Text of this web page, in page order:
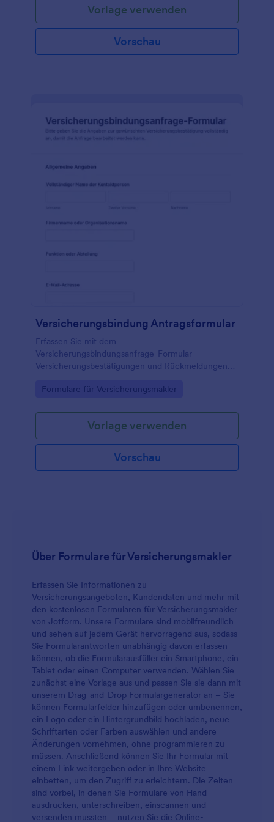
Vorlage verwenden
Vorschau
Versicherungsbindung Antragsformular
Erfassen Sie mit dem
Versicherungsbindungsanfrage-Formular
Versicherungsbestätigungen und Rückmeldungen
Anfragen digital bündeln, dokumentieren und die
Go to Category:
Formulare für Versicherungsmakler
Vorlage verwenden
Vorschau
Über Formulare für Versicherungsmakler
Erfassen Sie Informationen zu
Versicherungsangeboten, Kundendaten und mehr mit
den kostenlosen Formularen für Versicherungsmakler
von Jotform. Unsere Formulare sind mobilfreundlich
und sehen auf jedem Gerät hervorragend aus, sodass
Sie Formularantworten unabhängig davon erfassen
können, ob die Formularausfüller ein Smartphone, ein
Tablet oder einen Computer verwenden. Wählen Sie
zunächst eine Vorlage aus und passen Sie sie dann mit
unserem Drag-and-Drop Formulargenerator an – Sie
können Formularfelder hinzufügen oder umbenennen,
ein Logo oder ein Hintergrundbild hochladen, neue
Schriftarten oder Farben auswählen und andere
Änderungen vornehmen, ohne programmieren zu
müssen. Anschließend können Sie Ihr Formular mit
einem Link weitergeben oder in Ihre Website
einbetten, um den Zugriff zu erleichtern. Die Zeiten
sind vorbei, in denen Sie Formulare von Hand
ausdrucken, unterschreiben, einscannen und
versenden mussten – nutzen Sie die Online-